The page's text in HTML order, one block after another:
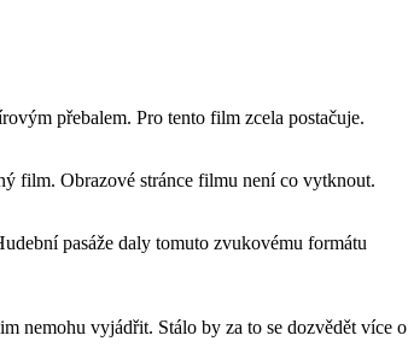
přebalem. Pro tento film zcela postačuje.
film. Obrazové stránce filmu není co vytknout.
pasáže daly tomuto zvukovému formátu
nemohu vyjádřit. Stálo by za to se dozvědět více o